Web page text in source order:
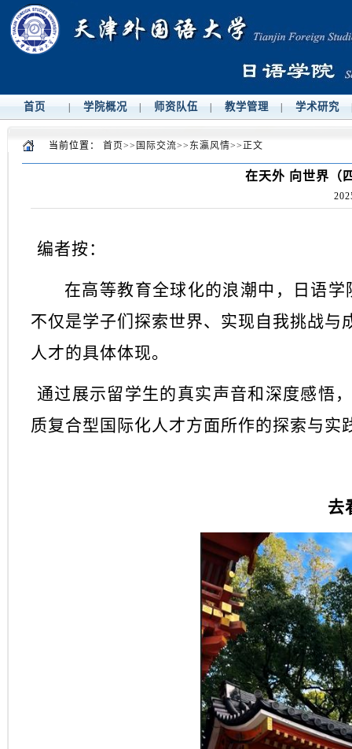
首页 学院概况 师资队伍 教学管理 学术研究
当前位置： 首页>> 国际交流>> 东瀛风情>>正文
在天外 向世界（
编者按：
在高等教育全球化的浪潮中，日语
不仅是学子们探索世界、实现自我挑战
人才的具体体现。
通过展示留学生的真实声音和深度感悟
质复合型国际化人才方面所作的探索与实
去